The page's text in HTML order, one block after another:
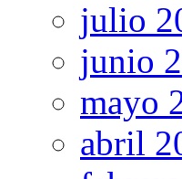
julio
junio
mayo
abril